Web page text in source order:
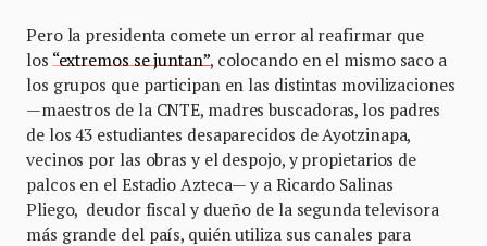
Pero la presidenta comete un error al reafirmar que
los “extremos se juntan”, colocando en el mismo saco a
los grupos que participan en las distintas movilizaciones
—maestros de la CNTE, madres buscadoras, los padres
de los 43 estudiantes desaparecidos de Ayotzinapa,
vecinos por las obras y el despojo, y propietarios de
palcos en el Estadio Azteca— y a Ricardo Salinas
Pliego, deudor fiscal y dueño de la segunda televisora
más grande del país, quién utiliza sus canales para